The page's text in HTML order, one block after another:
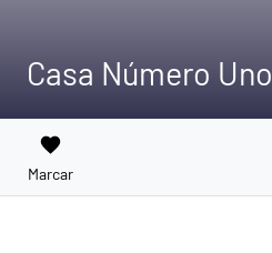
Casa Número Uno
favorite
Marcar